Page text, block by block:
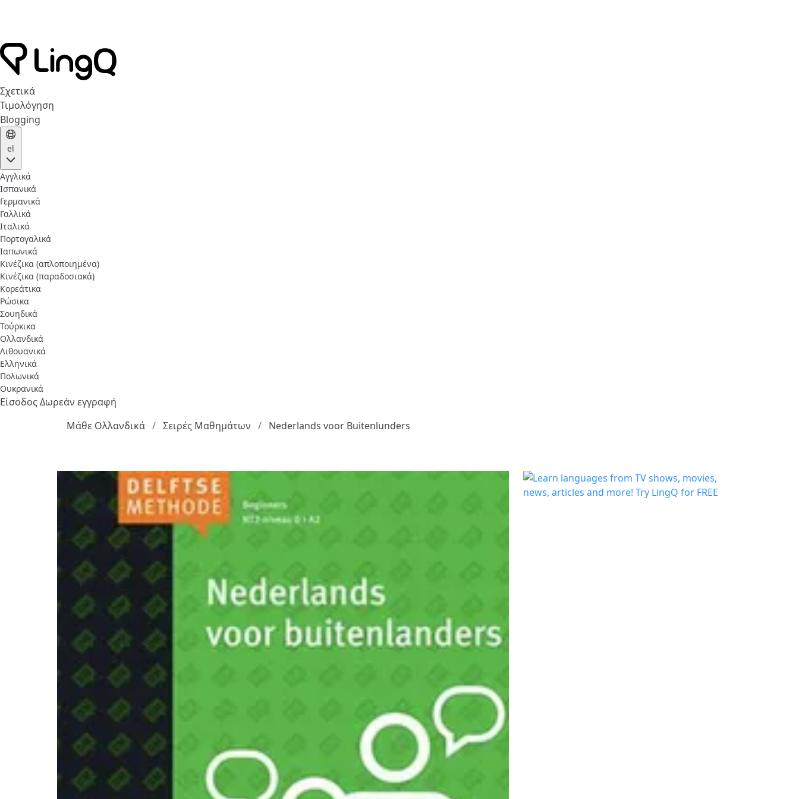
Σχετικά
Τιμολόγηση
Blogging
el
Αγγλικά
Ισπανικά
Γερμανικά
Γαλλικά
Ιταλικά
Πορτογαλικά
Ιαπωνικά
Κινέζικα (απλοποιημένα)
Κινέζικα (παραδοσιακά)
Κορεάτικα
Ρώσικα
Σουηδικά
Τούρκικα
Ολλανδικά
Λιθουανικά
Ελληνικά
Πολωνικά
Ουκρανικά
ΕίσοδοςΔωρεάν εγγραφή
Μάθε Ολλανδικά
Σειρές Μαθημάτων Nederlands voor Buitenlunders